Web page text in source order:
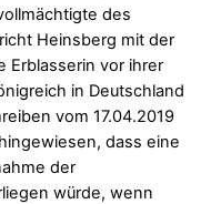
des
Heinsberg mit der
Erblasserin vor ihrer
in Deutschland
vom 17.04.2019
dass eine
der
würde, wenn